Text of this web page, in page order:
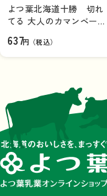
よつ葉北海道十勝 切れ
てる 大人のカマンベール
637円（税込）